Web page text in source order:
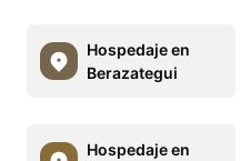
Hospedaje en
Berazategui
Hospedaje en